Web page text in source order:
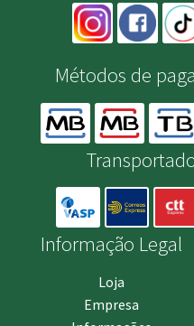
Métodos de
Informação Legal
Loja
Empresa